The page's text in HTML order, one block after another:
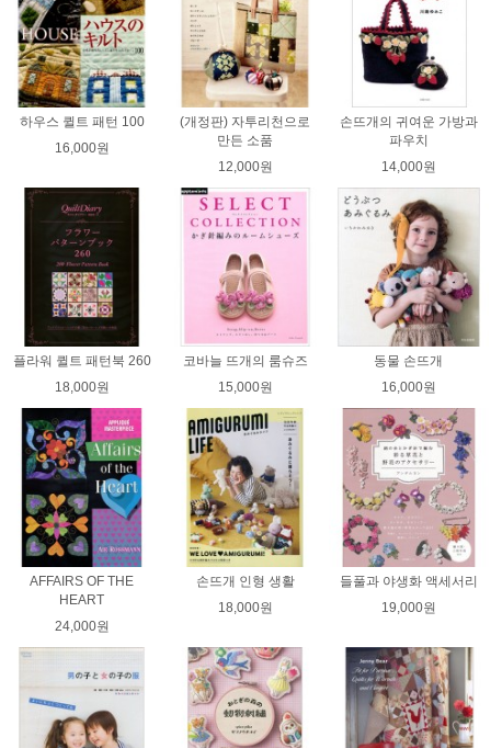
하우스 퀼트 패턴 100
16,000원
(개정판) 자투리천으로
만든 소품
12,000원
손뜨개의 귀여운 가방과
파우치
14,000원
플라워 퀼트 패턴북 260
18,000원
코바늘 뜨개의 룸슈즈
15,000원
동물 손뜨개
16,000원
AFFAIRS OF THE
HEART
24,000원
손뜨개 인형 생활
18,000원
들풀과 야생화 액세서리
19,000원